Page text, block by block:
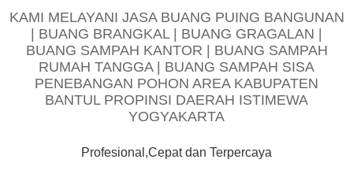
KAMI MELAYANI JASA BUANG PUING BANGUNAN
| BUANG BRANGKAL | BUANG GRAGALAN |
BUANG SAMPAH KANTOR | BUANG SAMPAH
RUMAH TANGGA | BUANG SAMPAH SISA
PENEBANGAN POHON AREA KABUPATEN
BANTUL PROPINSI DAERAH ISTIMEWA
YOGYAKARTA
Profesional,Cepat dan Terpercaya